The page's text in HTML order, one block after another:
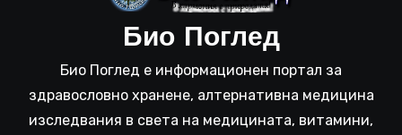
Био Поглед
Био Поглед е информационен портал за
здравословно хранене, алтернативна медицина
изследвания в света на медицината, витамини,